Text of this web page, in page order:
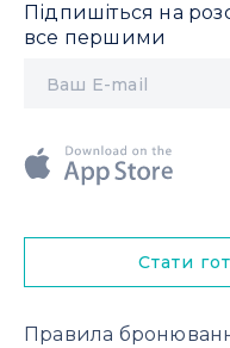
Правила
Підпишіться на
все першими
Стати